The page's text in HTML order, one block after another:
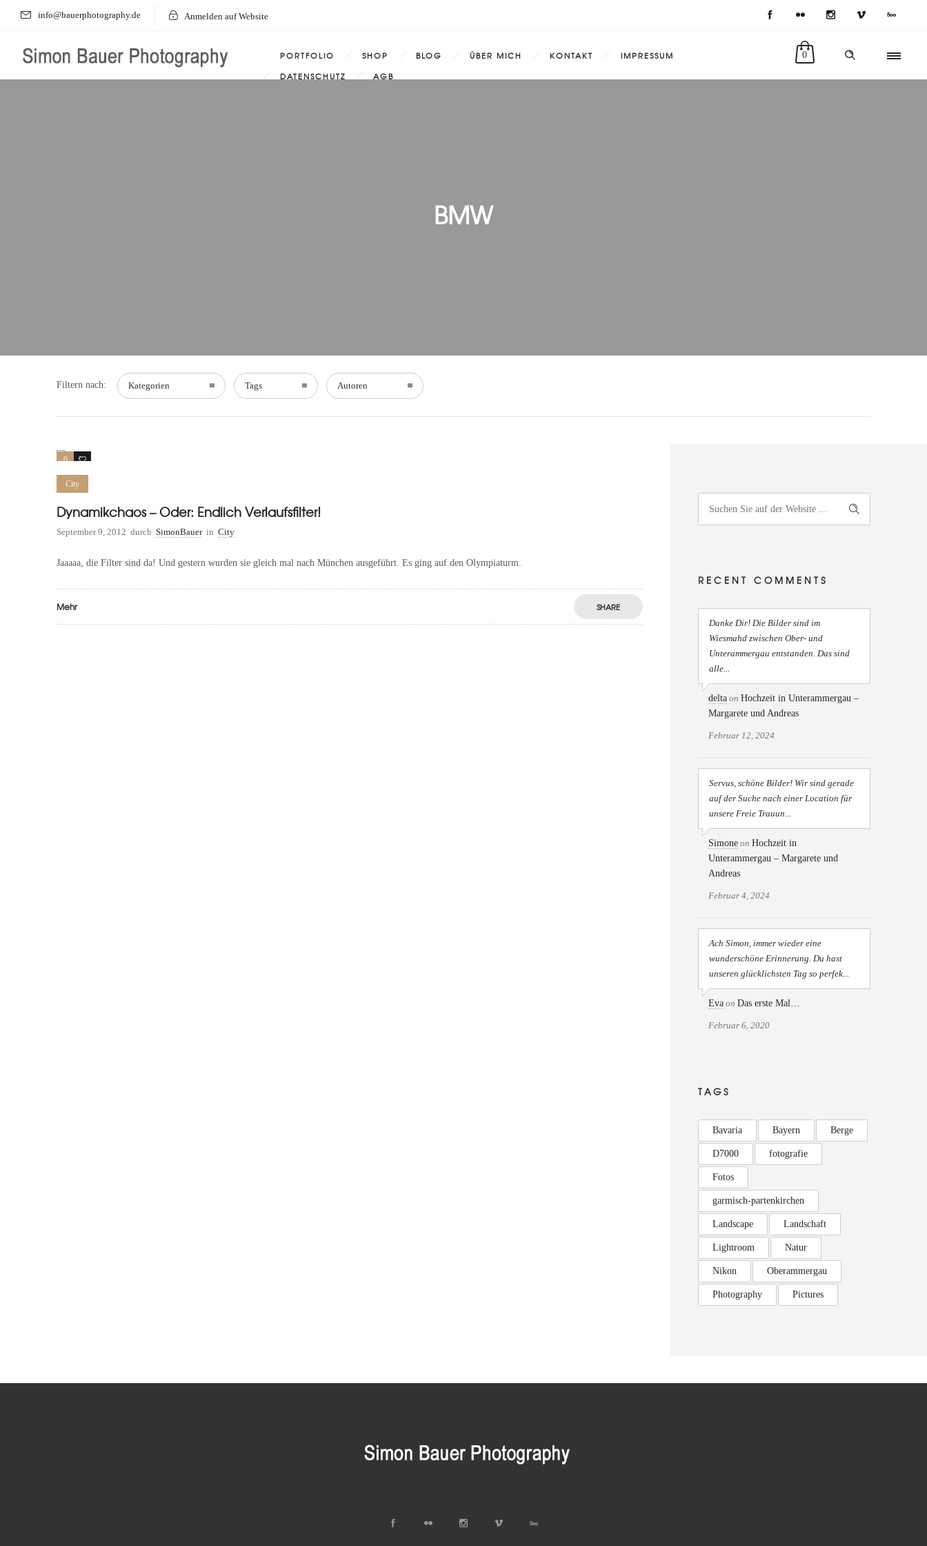
info@bauerphotography.de Anmelden auf Website
0
PORTFOLIO SHOP BLOG ÜBER MICH KONTAKT
IMPRESSUM
DATENSCHUTZ
AGB
BMW
Filtern nach: Kategorien Tags Autoren
0 0
City
Dynamikchaos – Oder: Endlich Verlaufsfilter!
September 9, 2012 durch SimonBauer in City
Jaaaaa, die Filter sind da! Und gestern wurden sie gleich mal nach München ausgeführt. Es ging auf den Olympiaturm.
Mehr SHARE
RECENT COMMENTS
Danke Dir! Die Bilder sind im
Wiesmahd zwischen Ober- und
Unterammergau entstanden. Das sind
alle...
delta on Hochzeit in Unterammergau –
Margarete und Andreas
Februar 12, 2024
Servus, schöne Bilder! Wir sind gerade
auf der Suche nach einer Location für
unsere Freie Trauun...
Simone on Hochzeit in
Unterammergau – Margarete und
Andreas
Februar 4, 2024
Ach Simon, immer wieder eine
wunderschöne Erinnerung. Du hast
unseren glücklichsten Tag so perfek...
Eva on Das erste Mal…
Februar 6, 2020
TAGS
Bavaria Bayern Berge
D7000 fotografie
Fotos
garmisch-partenkirchen
Landscape Landschaft
Lightroom Natur
Nikon Oberammergau
Photography Pictures